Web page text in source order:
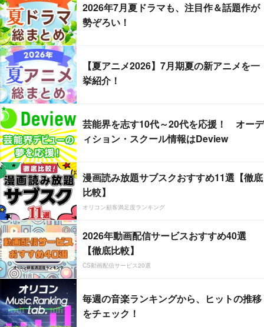
2026年7月夏ドラマも、注目作＆話題作が
勢ぞろい！
【夏アニメ2026】7月期夏の新アニメを一
挙紹介！
芸能界を志す10代～20代を応援！ オーデ
ィション・スクール情報はDeview
漫画読み放題サブスクおすすめ11選【徹底
比較】
オリコン顧客満足度ランキング
2026年動画配信サービスおすすめ40選
【徹底比較】
CS動画配信サービス20選
毎週の音楽ランキングから、ヒットの推移
をチェック！